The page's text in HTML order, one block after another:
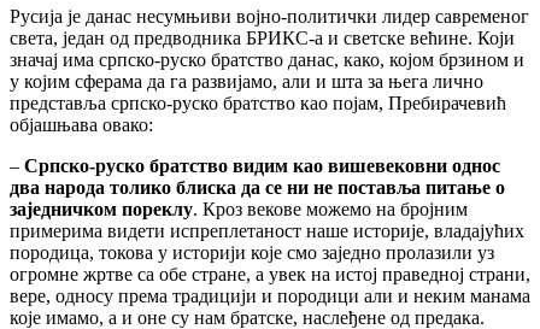
Русија је данас несумњиви војно-политички лидер савременог
света, један од предводника БРИКС-а и светске већине. Који
значај има српско-руско братство данас, како, којом брзином и
у којим сферама да га развијамо, али и шта за њега лично
представља српско-руско братство као појам, Пребирачевић
објашњава овако:
– Српско-руско братство видим као вишевековни однос
два народа толико блиска да се ни не поставља питање о
заједничком пореклу. Кроз векове можемо на бројним
примерима видети испреплетаност наше историје, владајућих
породица, токова у историји које смо заједно пролазили уз
огромне жртве са обе стране, а увек на истој праведној страни,
вере, односу према традицији и породици али и неким манама
које имамо, а и оне су нам братске, наслеђене од предака.